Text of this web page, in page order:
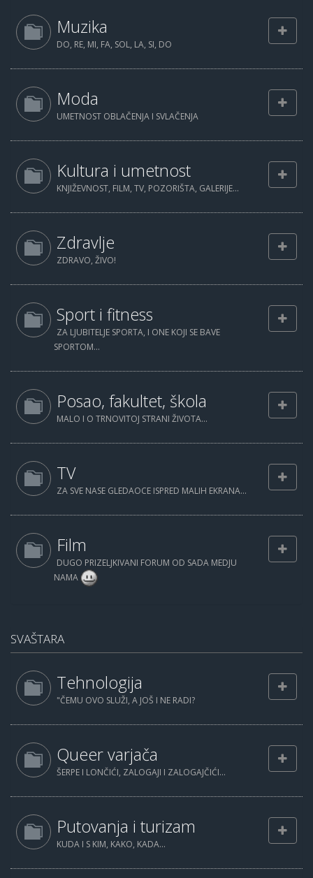
Muzika
DO, RE, MI, FA, SOL, LA, SI, DO
Moda
UMETNOST OBLAČENJA I SVLAČENJA
Kultura i umetnost
KNJIŽEVNOST, FILM, TV, POZORIŠTA, GALERIJE...
Zdravlje
ZDRAVO, ŽIVO!
Sport i fitness
ZA LJUBITELJE SPORTA, I ONE KOJI SE BAVE
SPORTOM...
Posao, fakultet, škola
MALO I O TRNOVITOJ STRANI ŽIVOTA...
TV
ZA SVE NASE GLEDAOCE ISPRED MALIH EKRANA...
Film
DUGO PRIZELJKIVANI FORUM OD SADA MEDJU
NAMA
SVAŠTARA
Tehnologija
"ČEMU OVO SLUŽI, A JOŠ I NE RADI?
Queer varjača
ŠERPE I LONČIĆI, ZALOGAJI I ZALOGAJČIĆI...
Putovanja i turizam
KUDA I S KIM, KAKO, KADA...